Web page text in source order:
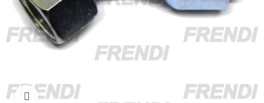
Click para agrandar